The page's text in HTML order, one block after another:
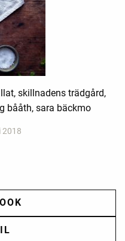
skillnadens trädgård,
bååth, sara bäckmo
2018